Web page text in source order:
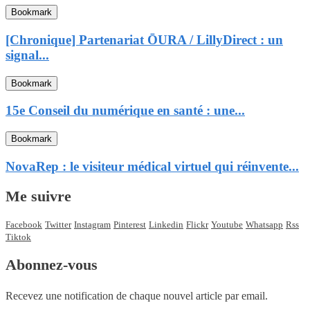
Bookmark
[Chronique] Partenariat ŌURA / LillyDirect : un
signal...
Bookmark
15e Conseil du numérique en santé : une...
Bookmark
NovaRep : le visiteur médical virtuel qui réinvente...
Me suivre
Facebook Twitter Instagram Pinterest Linkedin Flickr Youtube Whatsapp Rss
Tiktok
Abonnez-vous
Recevez une notification de chaque nouvel article par email.